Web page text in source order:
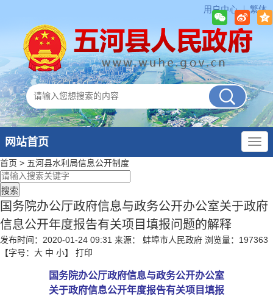
用户中心 繁体
网站首页
首页 > 五河县水利局信息公开制度
国务院办公厅政府信息与政务公开办公室关于政府
信息公开年度报告有关项目填报问题的解释
发布时间：2020-01-24 09:31 来源： 蚌埠市人民政府 浏览量： 197363
【字号： 大 中 小】 打印
国务院办公厅政府信息与政务公开办公室
关于政府信息公开年度报告有关项目填报